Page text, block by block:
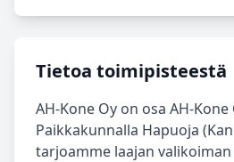
Tietoa toimipisteestä
AH-Kone Oy on osa AH-Kone
Paikkakunnalla Hapuoja
tarjoamme laajan